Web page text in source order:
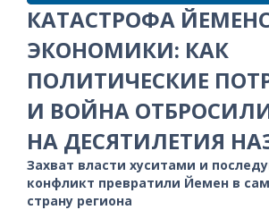
КАТАСТРОФА
ЭКОНОМИКИ: КАК
ПОЛИТИЧЕСКИЕ
И ВОЙНА
НА ДЕСЯТИЛЕТИЯ
Захват власти хуситами и
конфликт превратили Йемен в
страну региона